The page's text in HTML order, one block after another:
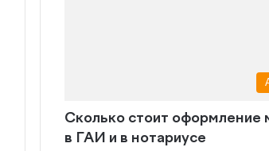
Сколько стоит оформление
в ГАИ и в нотариусе